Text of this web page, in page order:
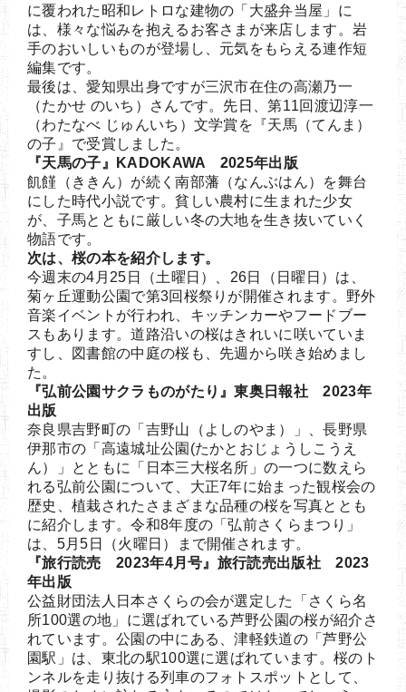
に覆われた昭和レトロな建物の「大盛弁当屋」に
は、様々な悩みを抱えるお客さまが来店します。岩
手のおいしいものが登場し、元気をもらえる連作短
編集です。
最後は、愛知県出身ですが三沢市在住の高瀬乃一
（たかせ のいち）さんです。先日、第11回渡辺淳一
（わたなべ じゅんいち）文学賞を『天馬（てんま）
の子』で受賞しました。
『天馬の子』KADOKAWA 2025年出版
飢饉（ききん）が続く南部藩（なんぶはん）を舞台
にした時代小説です。貧しい農村に生まれた少女
が、子馬とともに厳しい冬の大地を生き抜いていく
物語です。
次は、桜の本を紹介します。
今週末の4月25日（土曜日）、26日（日曜日）は、
菊ヶ丘運動公園で第3回桜祭りが開催されます。野外
音楽イベントが行われ、キッチンカーやフードブー
スもあります。道路沿いの桜はきれいに咲いていま
すし、図書館の中庭の桜も、先週から咲き始めまし
た。
『弘前公園サクラものがたり』東奥日報社 2023年
出版
奈良県吉野町の「吉野山（よしのやま）」、長野県
伊那市の「高遠城址公園(たかとおじょうしこうえ
ん）」とともに「日本三大桜名所」の一つに数えら
れる弘前公園について、大正7年に始まった観桜会の
歴史、植栽されたさまざまな品種の桜を写真ととも
に紹介します。令和8年度の「弘前さくらまつり」
は、5月5日（火曜日）まで開催されます。
『旅行読売 2023年4月号』旅行読売出版社 2023
年出版
公益財団法人日本さくらの会が選定した「さくら名
所100選の地」に選ばれている芦野公園の桜が紹介さ
れています。公園の中にある、津軽鉄道の「芦野公
園駅」は、東北の駅100選に選ばれています。桜のト
ンネルを走り抜ける列車のフォトスポットとして、